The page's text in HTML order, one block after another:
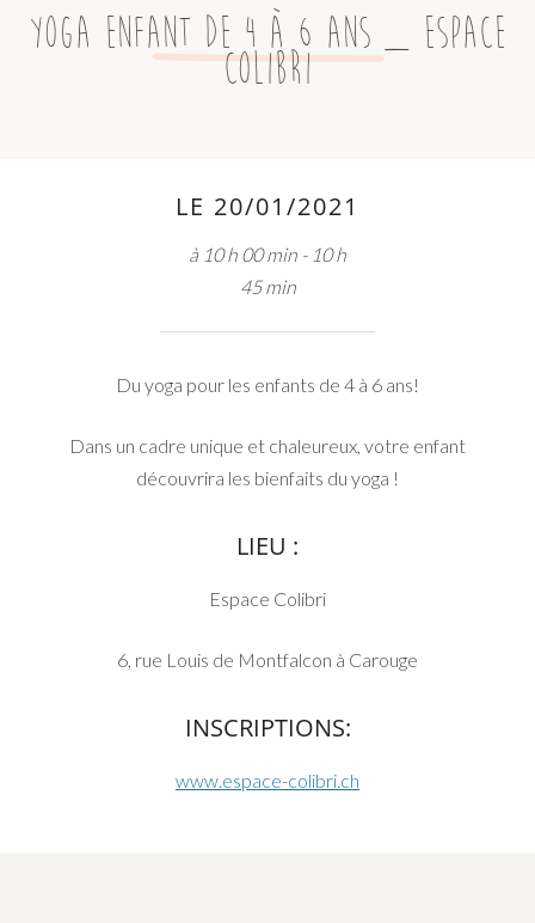
Yoga enfant de 4 à 6 ans _ Espace
Colibri
LE 20/01/2021
à 10 h 00 min - 10 h
45 min
Du yoga pour les enfants de 4 à 6 ans!
Dans un cadre unique et chaleureux, votre enfant
découvrira les bienfaits du yoga !
LIEU :
Espace Colibri
6, rue Louis de Montfalcon à Carouge
INSCRIPTIONS:
www.espace-colibri.ch